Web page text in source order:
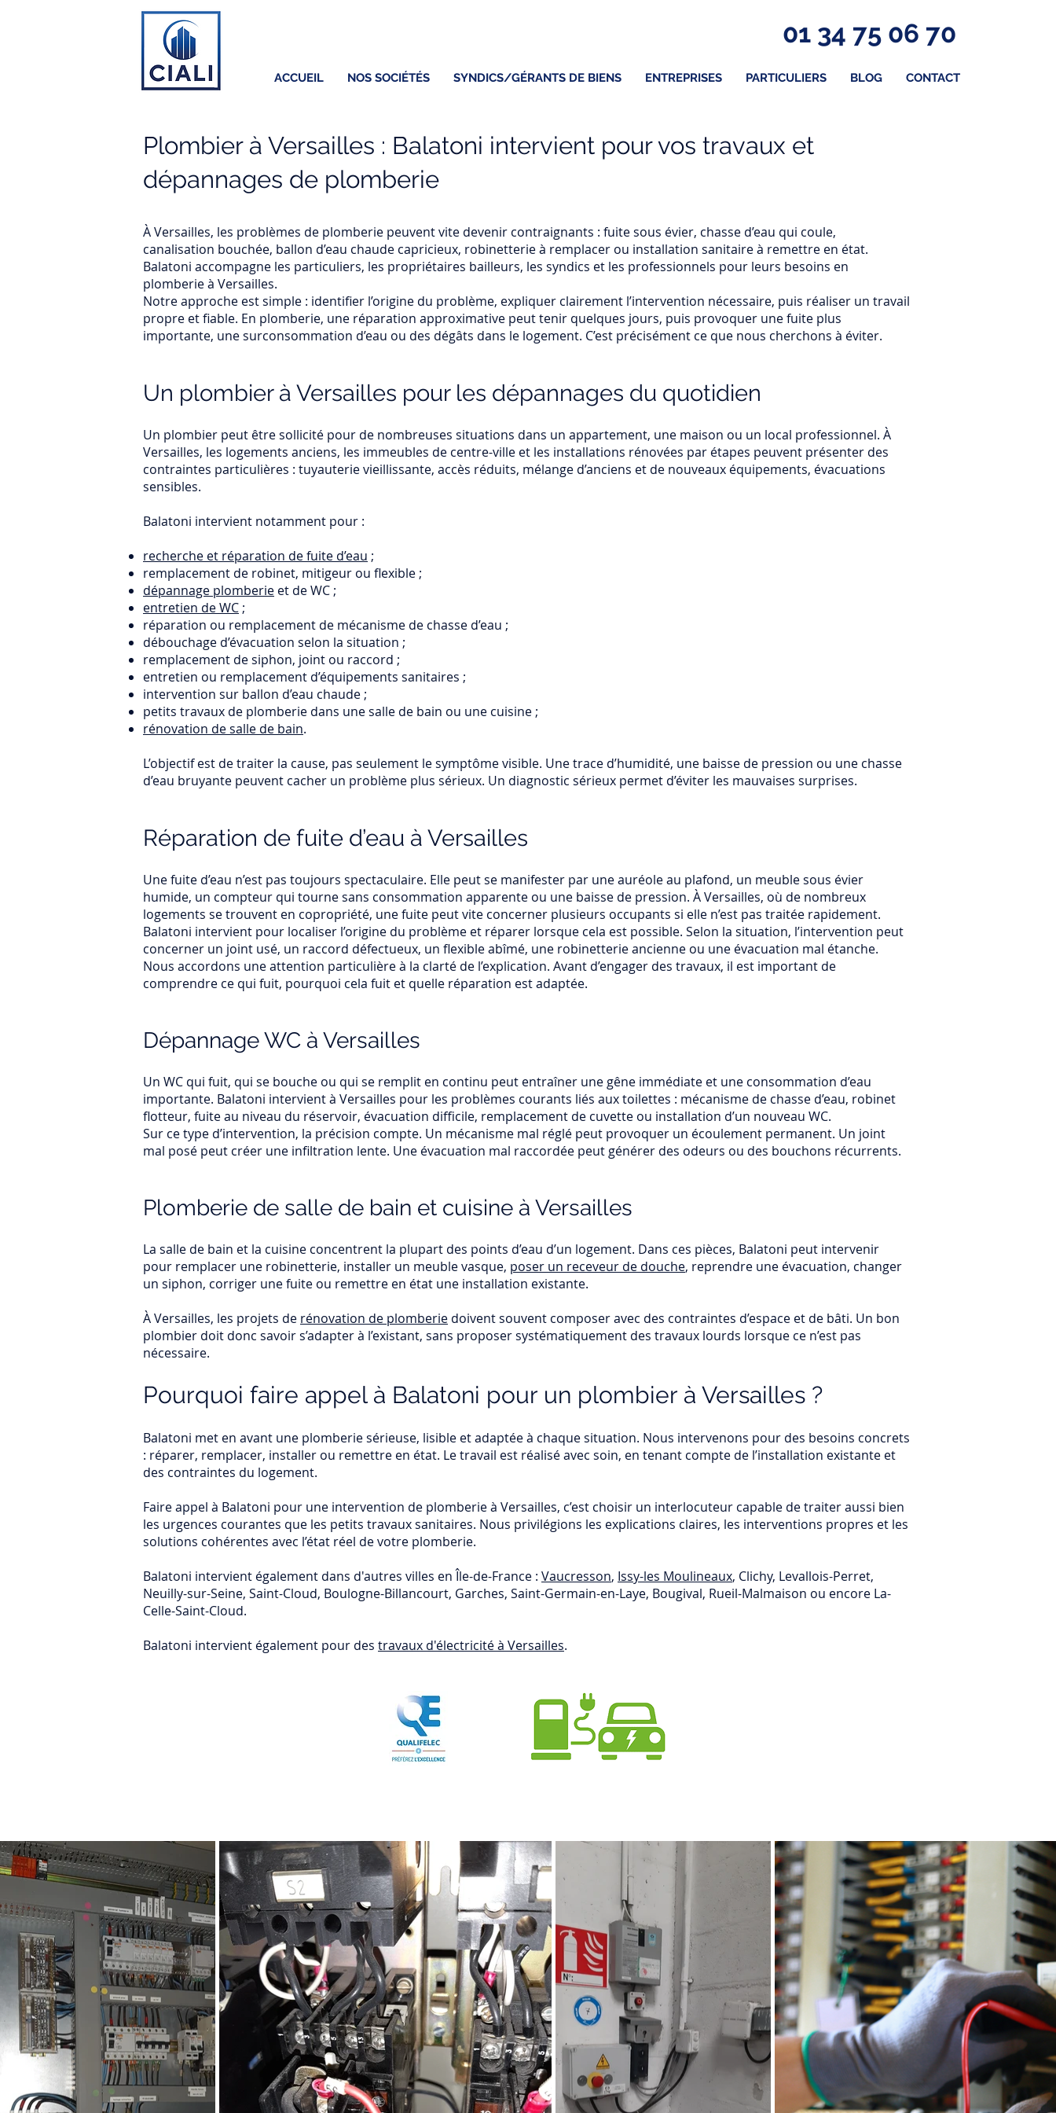
ACCUEIL NOS SOCIÉTÉS SYNDICS/GÉRANTS DE BIENS ENTREPRISES PARTICULIERS BLOG CONTACT
01 34 75 06 70
NOSRÉALISATIONS
Plombier à Versailles : Balatoni intervient pour vos travaux et
dépannages de plomberie
À Versailles, les problèmes de plomberie peuvent vite devenir contraignants : fuite sous évier, chasse d’eau qui coule,
canalisation bouchée, ballon d’eau chaude capricieux, robinetterie à remplacer ou installation sanitaire à remettre en état.
Balatoni accompagne les particuliers, les propriétaires bailleurs, les syndics et les professionnels pour leurs besoins en
plomberie à Versailles.
Notre approche est simple : identifier l’origine du problème, expliquer clairement l’intervention nécessaire, puis réaliser un travail
propre et fiable. En plomberie, une réparation approximative peut tenir quelques jours, puis provoquer une fuite plus
importante, une surconsommation d’eau ou des dégâts dans le logement. C’est précisément ce que nous cherchons à éviter.
Un plombier à Versailles pour les dépannages du quotidien
Un plombier peut être sollicité pour de nombreuses situations dans un appartement, une maison ou un local professionnel. À
Versailles, les logements anciens, les immeubles de centre-ville et les installations rénovées par étapes peuvent présenter des
contraintes particulières : tuyauterie vieillissante, accès réduits, mélange d’anciens et de nouveaux équipements, évacuations
sensibles.
Balatoni intervient notamment pour :
recherche et réparation de fuite d’eau ;
remplacement de robinet, mitigeur ou flexible ;
dépannage plomberie et de WC ;
entretien de WC ;
réparation ou remplacement de mécanisme de chasse d’eau ;
débouchage d’évacuation selon la situation ;
remplacement de siphon, joint ou raccord ;
entretien ou remplacement d’équipements sanitaires ;
intervention sur ballon d’eau chaude ;
petits travaux de plomberie dans une salle de bain ou une cuisine ;
rénovation de salle de bain.
L’objectif est de traiter la cause, pas seulement le symptôme visible. Une trace d’humidité, une baisse de pression ou une chasse
d’eau bruyante peuvent cacher un problème plus sérieux. Un diagnostic sérieux permet d’éviter les mauvaises surprises.
Réparation de fuite d’eau à Versailles
Une fuite d’eau n’est pas toujours spectaculaire. Elle peut se manifester par une auréole au plafond, un meuble sous évier
humide, un compteur qui tourne sans consommation apparente ou une baisse de pression. À Versailles, où de nombreux
logements se trouvent en copropriété, une fuite peut vite concerner plusieurs occupants si elle n’est pas traitée rapidement.
Balatoni intervient pour localiser l’origine du problème et réparer lorsque cela est possible. Selon la situation, l’intervention peut
concerner un joint usé, un raccord défectueux, un flexible abîmé, une robinetterie ancienne ou une évacuation mal étanche.
Nous accordons une attention particulière à la clarté de l’explication. Avant d’engager des travaux, il est important de
comprendre ce qui fuit, pourquoi cela fuit et quelle réparation est adaptée.
Dépannage WC à Versailles
Un WC qui fuit, qui se bouche ou qui se remplit en continu peut entraîner une gêne immédiate et une consommation d’eau
importante. Balatoni intervient à Versailles pour les problèmes courants liés aux toilettes : mécanisme de chasse d’eau, robinet
flotteur, fuite au niveau du réservoir, évacuation difficile, remplacement de cuvette ou installation d’un nouveau WC.
Sur ce type d’intervention, la précision compte. Un mécanisme mal réglé peut provoquer un écoulement permanent. Un joint
mal posé peut créer une infiltration lente. Une évacuation mal raccordée peut générer des odeurs ou des bouchons récurrents.
Plomberie de salle de bain et cuisine à Versailles
La salle de bain et la cuisine concentrent la plupart des points d’eau d’un logement. Dans ces pièces, Balatoni peut intervenir
pour remplacer une robinetterie, installer un meuble vasque, poser un receveur de douche, reprendre une évacuation, changer
un siphon, corriger une fuite ou remettre en état une installation existante.
À Versailles, les projets de rénovation de plomberie doivent souvent composer avec des contraintes d’espace et de bâti. Un bon
plombier doit donc savoir s’adapter à l’existant, sans proposer systématiquement des travaux lourds lorsque ce n’est pas
nécessaire.
Pourquoi faire appel à Balatoni pour un plombier à Versailles ?
Balatoni met en avant une plomberie sérieuse, lisible et adaptée à chaque situation. Nous intervenons pour des besoins concrets
: réparer, remplacer, installer ou remettre en état. Le travail est réalisé avec soin, en tenant compte de l’installation existante et
des contraintes du logement.
Faire appel à Balatoni pour une intervention de plomberie à Versailles, c’est choisir un interlocuteur capable de traiter aussi bien
les urgences courantes que les petits travaux sanitaires. Nous privilégions les explications claires, les interventions propres et les
solutions cohérentes avec l’état réel de votre plomberie.
Balatoni intervient également dans d'autres villes en Île-de-France : Vaucresson, Issy-les Moulineaux, Clichy, Levallois-Perret,
Neuilly-sur-Seine, Saint-Cloud, Boulogne-Billancourt, Garches, Saint-Germain-en-Laye, Bougival, Rueil-Malmaison ou encore La-
Celle-Saint-Cloud.
Balatoni intervient également pour des travaux d'électricité à Versailles.